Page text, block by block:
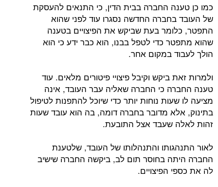
כמו כן טענה החברה בבית הדין, כי התנאים להעסקת
של העובד בחברה החדשה נסגרו עוד לפני שהוא
התפטר, כלומר בעת שביקש את הפיצויים בטענה
שהוא מתפטר כדי לטפל בבנו, הוא כבר ידע כי הוא
הולך לעבוד במקום אחר.
ולמרות זאת ביקש וקיבל פיצויי פיטורים מלאים. עוד
טענה החברה כי החברה שאליה עבר העובד, אינה
מציעה לו שעות נוחות יותר כדי שיוכל להתפנות לטיפול
בתינוק, אלא מדובר בחברה דומה, בה הוא עובד שעות
זהות לאלה שעבד אצל התובעת.
לאור התנהגותו והתנהלותו של העובד, שלטענת
החברה היתה בחוסר תום לב, ביקשה החברה שישיב
לה את כספי הפיצויים.